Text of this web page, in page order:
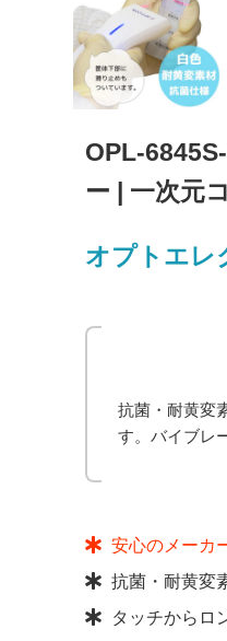
OPL-
ー | 一次元
オプトエレ
抗菌・耐黄変
す。バイブレ
安心のメーカ
抗菌・耐黄変
タッチからロ